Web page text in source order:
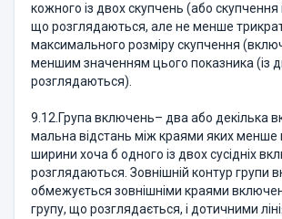
кожного із двох скупчень (або скупчення
що роз­глядаються, але не менше
максимального розміру скупчен­ня
меншим значенням цього показника (із
розглядаються).
9.12.Група включень– два або декілька
мальна від­стань між краями яких менше
ширини хоча б одного із двох сусідніх
розглядаються. Зовнішній контур групи
обмежується зовнішніми краями
групу, що роз­гля­дається, і дотичними